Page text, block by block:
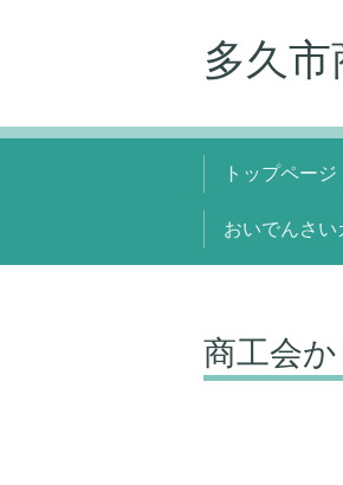
多久
トップページ
おいでんさい
商工会